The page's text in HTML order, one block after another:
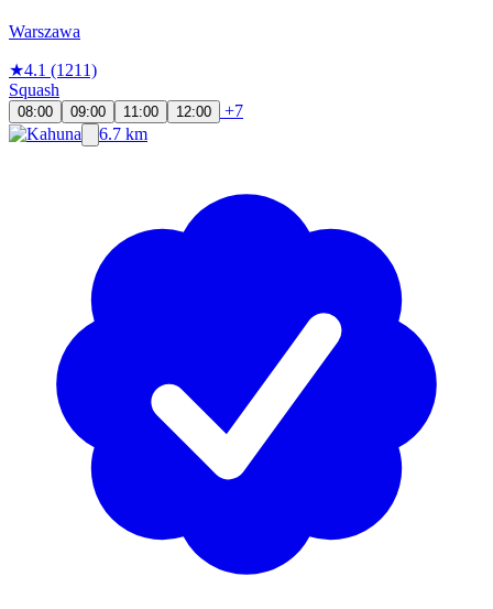
Warszawa
★4.1 (1211)
Squash
08:00 09:00 11:00 12:00
+7
6.7 km